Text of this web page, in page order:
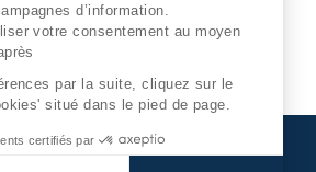
d’information.
votre consentement au moyen
par la suite, cliquez sur le
situé dans le pied de page.
certifiés par